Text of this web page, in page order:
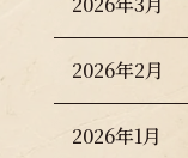
2026年2月
2026年1月